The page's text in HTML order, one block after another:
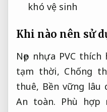
khó vệ sinh
Khi nào nên sử
Nẹp nhựa PVC
tạm thời, Chống
thuê, Bền vững lâu
An toàn. Phù hợp